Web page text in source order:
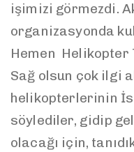
işimizi görmezdi.
organizasyonda
Hemen Helikopter
Sağ olsun çok ilgi
helikopterlerinin
söylediler, gidip
olacağı için,